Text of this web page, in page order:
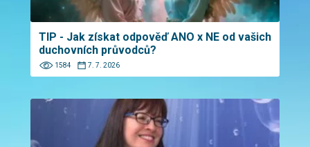
TIP - Jak získat odpověď ANO x NE od vašich
duchovních průvodců?
1584 7. 7. 2026